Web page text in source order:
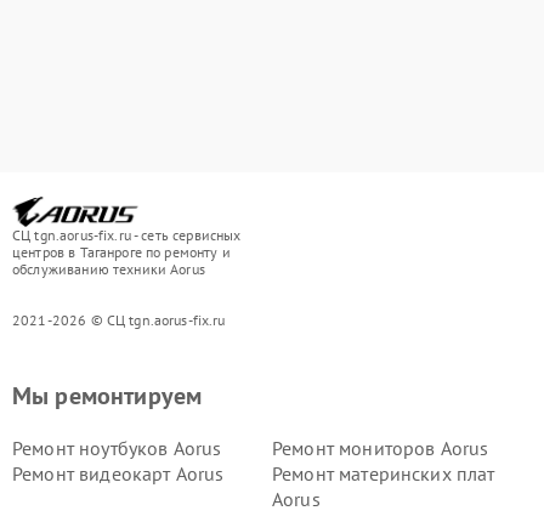
СЦ tgn.aorus-fix.ru - сеть сервисных
центров в Таганроге по ремонту и
обслуживанию техники Aorus
2021-2026 © СЦ tgn.aorus-fix.ru
Мы ремонтируем
Ремонт ноутбуков Aorus
Ремонт мониторов Aorus
Ремонт видеокарт Aorus
Ремонт материнских плат
Aorus